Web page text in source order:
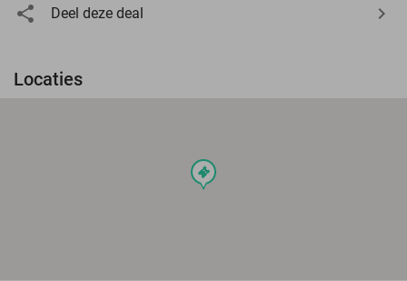
Deel deze deal
Locaties
events